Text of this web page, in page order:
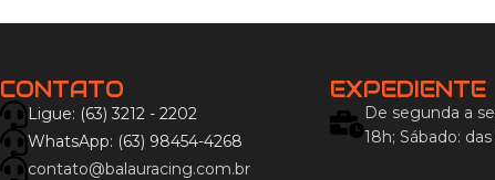
CONTATO
Ligue: (63) 3212 - 2202
WhatsApp: (63) 98454-4268
contato@balauracing.com.br
EXPEDIENTE
De segunda a
18h; Sábado: das